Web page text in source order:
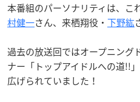
本番組のパーソナリティは、こ
村健一さん、来栖翔役・ 下野紘
過去の放送回ではオープニング
ナー「トップアイドルへの道!!
広げられていました！